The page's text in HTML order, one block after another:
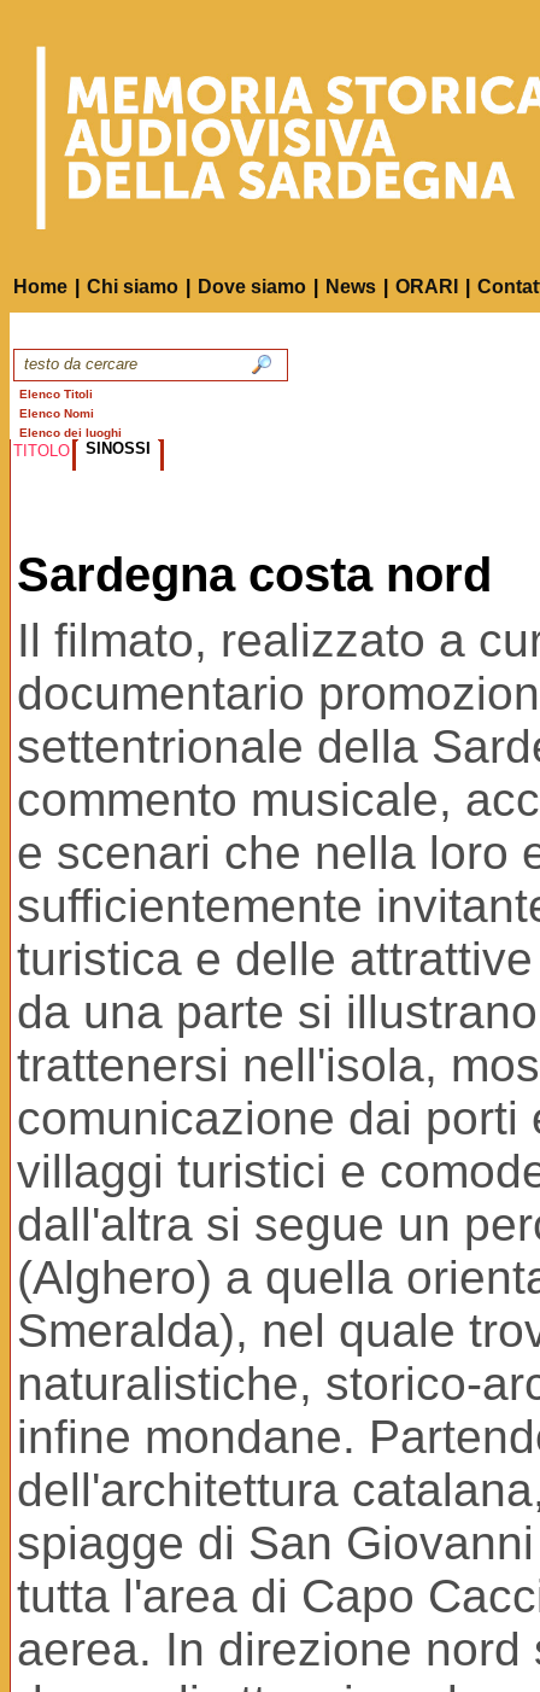
Home Chi siamo Dove siamo News ORARI
Elenco Titoli
Elenco Nomi
Elenco dei luoghi
TITOLO SINOSSI
Sardegna costa nord
Il filmato, realizzato a
documentario
settentrionale della
commento musicale,
e scenari che nella loro
sufficientemente
turistica e delle
da una parte si
trattenersi nell'isola,
comunicazione dai porti
villaggi turistici e
dall'altra si segue un
(Alghero) a quella
Smeralda), nel quale
naturalistiche, storico-
infine mondane.
dell'architettura
spiagge di San
tutta l'area di Capo
aerea. In direzione